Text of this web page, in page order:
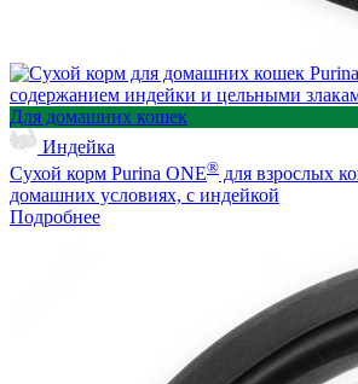
Для домашних кошек
Индейка
Сухой корм Purina ONE® для взрослых
домашних условиях, с индейкой
Подробнее